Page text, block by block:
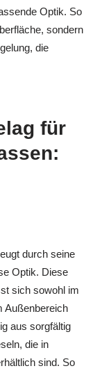
Optik. So
sondern
die
für
durch seine
Optik. Diese
sich sowohl im
Außenbereich
aus sorgfältig
die in
sind. So